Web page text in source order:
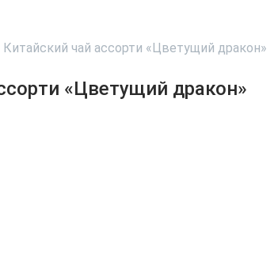
Китайский чай ассорти «Цветущий дракон»
«Цветущий дракон»